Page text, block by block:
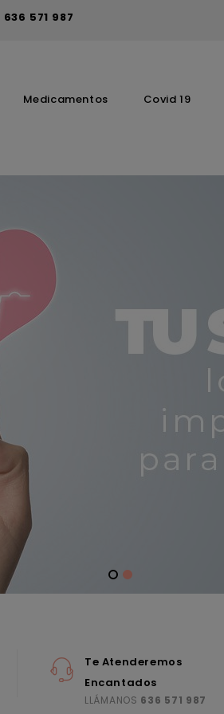
636 571 987
Medicamentos Covid 19
Te Atenderemos
Encantados
LLÁMANOS 636 571 987